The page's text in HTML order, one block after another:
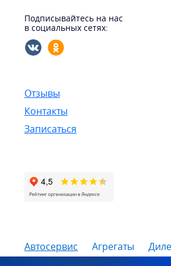
Подписывайтесь на нас
в социальных сетях:
Отзывы
Контакты
Записаться
Автосервис Агрегаты